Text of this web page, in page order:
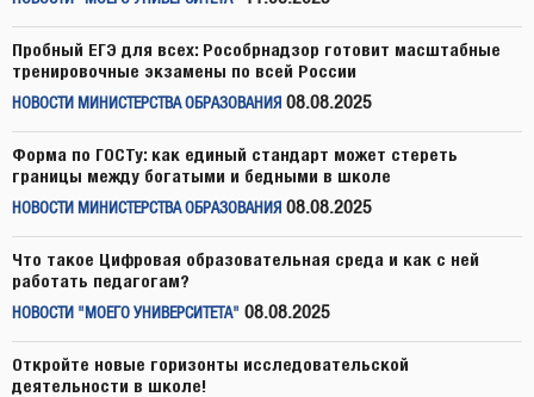
Пробный ЕГЭ для всех: Рособрнадзор готовит масштабные
тренировочные экзамены по всей России
НОВОСТИ МИНИСТЕРСТВА ОБРАЗОВАНИЯ 08.08.2025
Форма по ГОСТу: как единый стандарт может стереть
границы между богатыми и бедными в школе
НОВОСТИ МИНИСТЕРСТВА ОБРАЗОВАНИЯ 08.08.2025
Что такое Цифровая образовательная среда и как с ней
работать педагогам?
НОВОСТИ "МОЕГО УНИВЕРСИТЕТА" 08.08.2025
Откройте новые горизонты исследовательской
деятельности в школе!